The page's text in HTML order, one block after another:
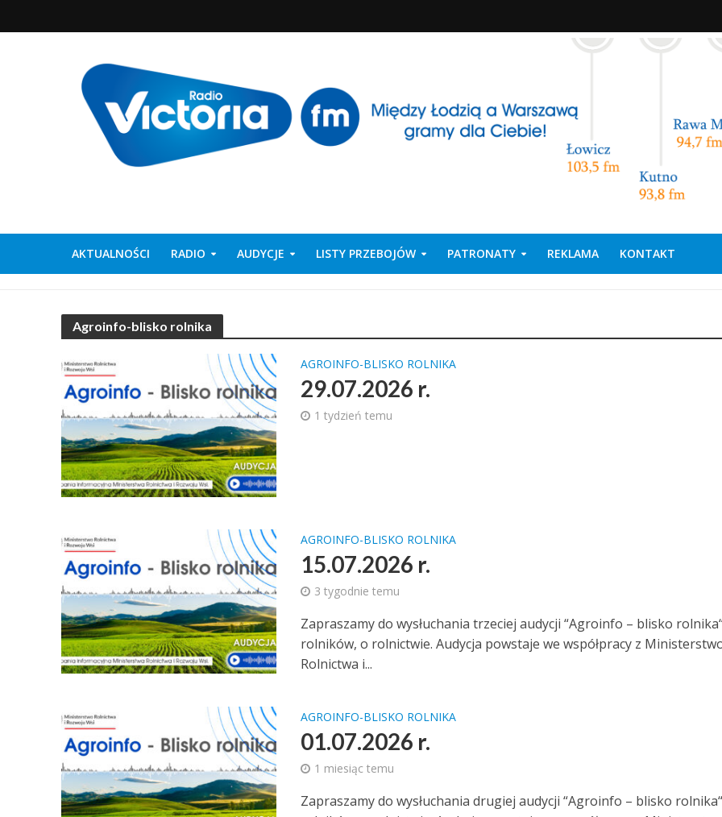
AKTUALNOŚCI RADIO AUDYCJE LISTY PRZEBOJÓW PATRONATY REKLAMA KONTAKT
Agroinfo-blisko rolnika
AGROINFO-BLISKO ROLNIKA
29.07.2026 r.
1 tydzień temu
AGROINFO-BLISKO ROLNIKA
15.07.2026 r.
3 tygodnie temu
Zapraszamy do wysłuchania trzeciej audycji “Agroinfo – blisko
rolników, o rolnictwie. Audycja powstaje we współpracy z
Rolnictwa i...
AGROINFO-BLISKO ROLNIKA
01.07.2026 r.
1 miesiąc temu
Zapraszamy do wysłuchania drugiej audycji “Agroinfo – blisko